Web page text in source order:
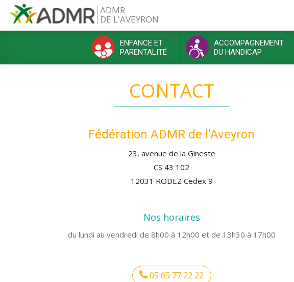
Aller au contenu principal ADMR
DE L'AVEYRON
ENFANCE ET
PARENTALITÉ
ACCOMPAGNEMENT
DU HANDICAP
CONTACT
Fédération ADMR de l'Aveyron
23, avenue de la Gineste
CS 43 102
12031 RODEZ Cedex 9
Nos horaires
du lundi au vendredi de 8h00 à 12h00 et de 13h30 à 17h00
05 65 77 22 22